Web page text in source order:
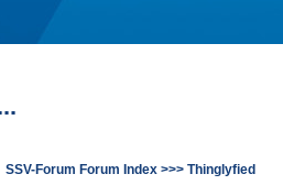
SSV-Forum Forum Index >>> Thinglyfied